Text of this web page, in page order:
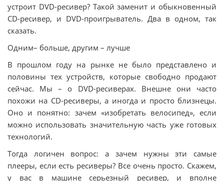
устроит DVD-ресивер? Такой заменит и обыкновенный
CD-ресивер, и DVD-проигрыватель. Два в одном, так
сказать.
Одним– больше, другим – лучше
В прошлом году на рынке не было представлено и
половины тех устройств, которые свободно продают
сейчас. Мы – о DVD-ресиверах. Внешне они часто
похожи на CD-ресиверы, а иногда и просто близнецы.
Оно и понятно: зачем «изобретать велосипед», если
можно использовать значительную часть уже готовых
технологий.
Тогда логичен вопрос: а зачем нужны эти самые
плееры, если есть ресиверы? Все очень просто. Скажем,
у вас в машине серьезный ресивер, и вполне